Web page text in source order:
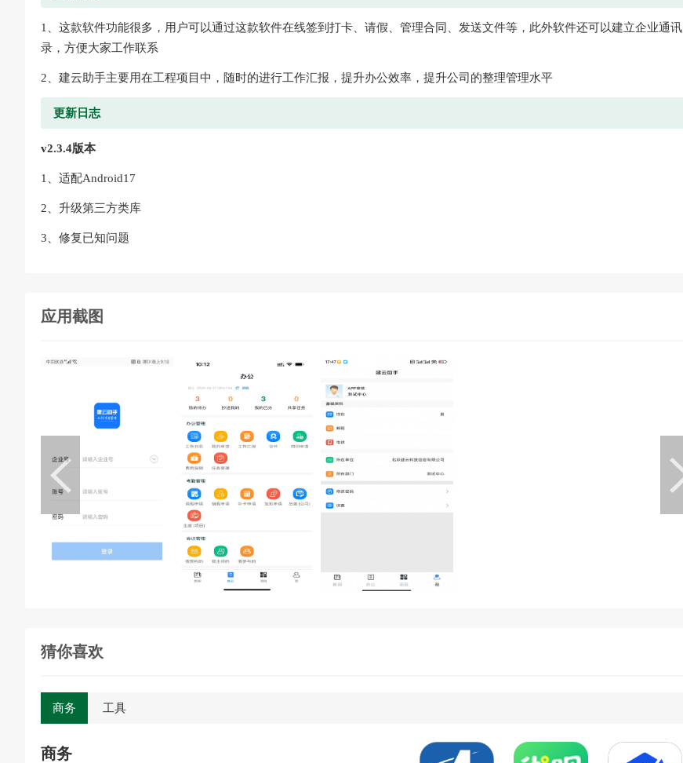
1、这款软件功能很多，用户可以通过这款软件在线签到打卡、请假、管理合同、发送文件等，此外软件还可以建立企业通讯
录，方便大家工作联系
2、建云助手主要用在工程项目中，随时的进行工作汇报，提升办公效率，提升公司的整理管理水平
更新日志
v2.3.4版本
1、适配Android17
2、升级第三方类库
3、修复已知问题
应用截图
猜你喜欢
商务 工具
商务